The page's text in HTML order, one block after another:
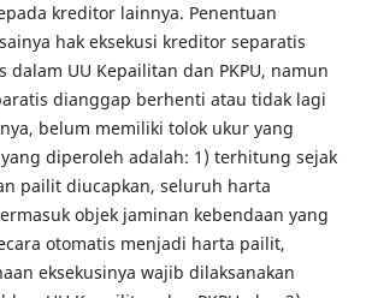
kreditor lainnya. Penentuan
hak eksekusi kreditor separatis
dalam UU Kepailitan dan PKPU, namun
dianggap berhenti atau tidak lagi
belum memiliki tolok ukur yang
diperoleh adalah: 1) terhitung sejak
pailit diucapkan, seluruh harta
objek jaminan kebendaan yang
otomatis menjadi harta pailit,
eksekusinya wajib dilaksanakan